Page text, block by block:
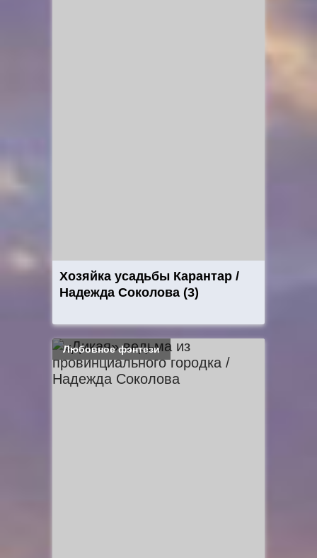
Хозяйка усадьбы Карантар /
Надежда Соколова (3)
Любовное фэнтези